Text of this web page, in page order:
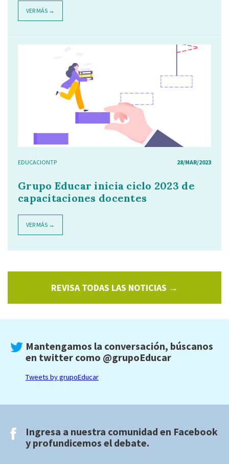
VER MÁS →
EDUCACIONTP 28/MAR/2023
Grupo Educar inicia ciclo 2023 de
capacitaciones docentes
VER MÁS →
REVISA TODAS LAS NOTICIAS →
Mantengamos la conversación, búscanos
en twitter como @grupoEducar
Tweets by grupoEducar
Ingresa a nuestra comunidad en Facebook
y profundicemos el debate.